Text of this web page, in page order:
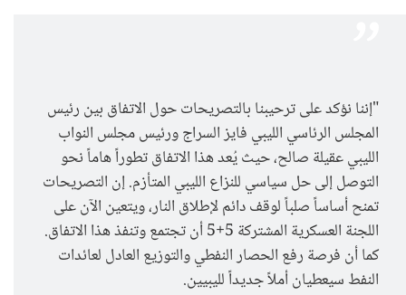
"إننا نؤكد على ترحيبنا بالتصريحات حول الاتفاق بين رئيس
المجلس الرئاسي الليبي فايز السراج ورئيس مجلس النواب
الليبي عقيلة صالح، حيث يُعد هذا الاتفاق تطوراً هاماً نحو
التوصل إلى حل سياسي للنزاع الليبي المتأزم. إن التصريحات
تمنح أساساً صلباً لوقف دائم لإطلاق النار، ويتعين الآن على
اللجنة العسكرية المشتركة 5+5 أن تجتمع وتنفذ هذا الاتفاق.
كما أن فرصة رفع الحصار النفطي والتوزيع العادل لعائدات
النفط سيعطيان أملاً جديداً لليبيين.